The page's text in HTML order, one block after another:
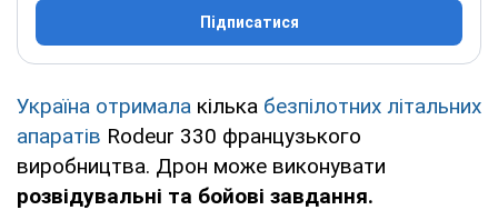
Підписатися
Україна отримала кілька безпілотних літальних
апаратів Rodeur 330 французького
виробництва. Дрон може виконувати
розвідувальні та бойові завдання.